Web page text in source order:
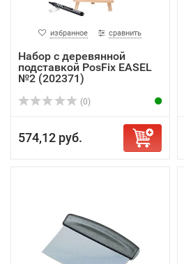
избранное сравнить
Набор с деревянной
подставкой PosFix EASEL
№2 (202371)
(0)
574,12 руб.